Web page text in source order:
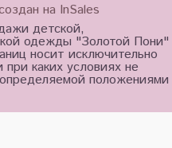
на InSales
детской,
одежды "Золотой Пони"
носит исключительно
каких условиях не
положениями